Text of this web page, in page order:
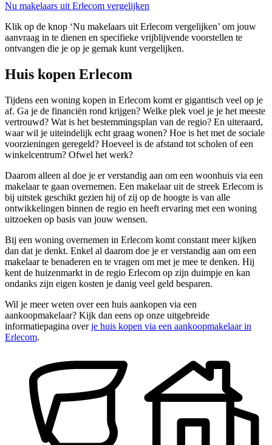
Nu makelaars uit Erlecom vergelijken
Klik op de knop ‘Nu makelaars uit Erlecom vergelijken’ om jouw
aanvraag in te dienen en specifieke vrijblijvende voorstellen te
ontvangen die je op je gemak kunt vergelijken.
Huis kopen Erlecom
Tijdens een woning kopen in Erlecom komt er gigantisch veel op je
af. Ga je de financiën rond krijgen? Welke plek voel je je het meeste
vertrouwd? Wat is het bestemmingsplan van de regio? En uiteraard,
waar wil je uiteindelijk echt graag wonen? Hoe is het met de sociale
voorzieningen geregeld? Hoeveel is de afstand tot scholen of een
winkelcentrum? Ofwel het werk?
Daarom alleen al doe je er verstandig aan om een woonhuis via een
makelaar te gaan overnemen. Een makelaar uit de streek Erlecom is
bij uitstek geschikt gezien hij of zij op de hoogte is van alle
ontwikkelingen binnen de regio en heeft ervaring met een woning
uitzoeken op basis van jouw wensen.
Bij een woning overnemen in Erlecom komt constant meer kijken
dan dat je denkt. Enkel al daarom doe je er verstandig aan om een
makelaar te benaderen en te vragen om met je mee te denken. Hij
kent de huizenmarkt in de regio Erlecom op zijn duimpje en kan
ondanks zijn eigen kosten je danig veel geld besparen.
Wil je meer weten over een huis aankopen via een
aankoopmakelaar? Kijk dan eens op onze uitgebreide
informatiepagina overje huis kopen via een aankoopmakelaar in
Erlecom.